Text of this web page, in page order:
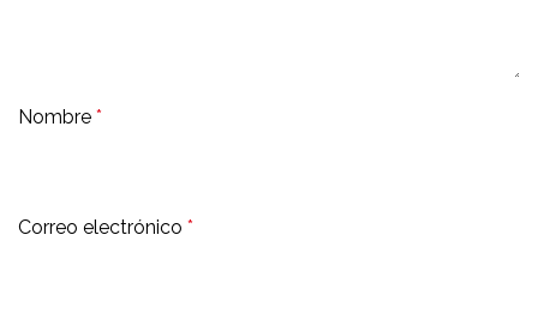
Nombre *
Correo electrónico *